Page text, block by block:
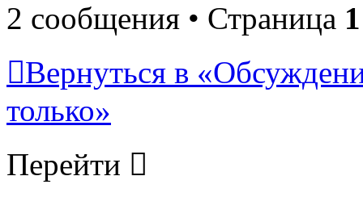
2 сообщения • Страница 1
Вернуться в
только»
Перейти